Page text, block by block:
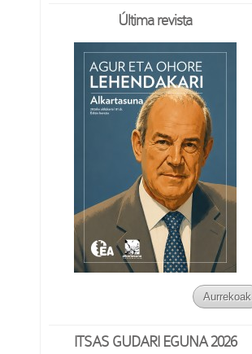
Última revista
Aurrekoak
ITSAS GUDARI EGUNA 2026